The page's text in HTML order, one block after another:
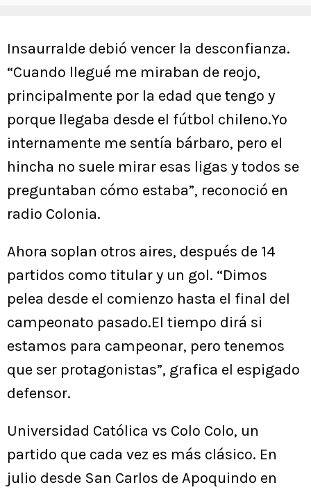
Insaurralde debió vencer la desconfianza.
“Cuando llegué me miraban de reojo,
principalmente por la edad que tengo y
porque llegaba desde el fútbol chileno.Yo
internamente me sentía bárbaro, pero el
hincha no suele mirar esas ligas y todos se
preguntaban cómo estaba”, reconoció en
radio Colonia.
Ahora soplan otros aires, después de 14
partidos como titular y un gol. “Dimos
pelea desde el comienzo hasta el final del
campeonato pasado.El tiempo dirá si
estamos para campeonar, pero tenemos
que ser protagonistas”, grafica el espigado
defensor.
Universidad Católica vs Colo Colo, un
partido que cada vez es más clásico. En
julio desde San Carlos de Apoquindo en